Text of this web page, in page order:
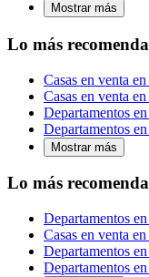
Mostrar más
Lo más
Casas en venta
Casas en venta
Departamentos
Departamentos
Mostrar más
Lo más
Departamentos
Casas en venta
Departamentos
Departamentos